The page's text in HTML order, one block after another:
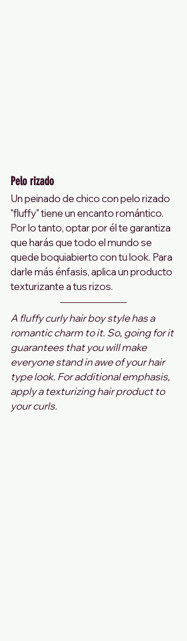
Pelo rizado
Un peinado de chico con pelo rizado
"fluffy" tiene un encanto romántico.
Por lo tanto, optar por él te garantiza
que harás que todo el mundo se
quede boquiabierto con tu look. Para
darle más énfasis, aplica un producto
texturizante a tus rizos.
A fluffy curly hair boy style has a
romantic charm to it. So, going for it
guarantees that you will make
everyone stand in awe of your hair
type look. For additional emphasis,
apply a texturizing hair product to
your curls.